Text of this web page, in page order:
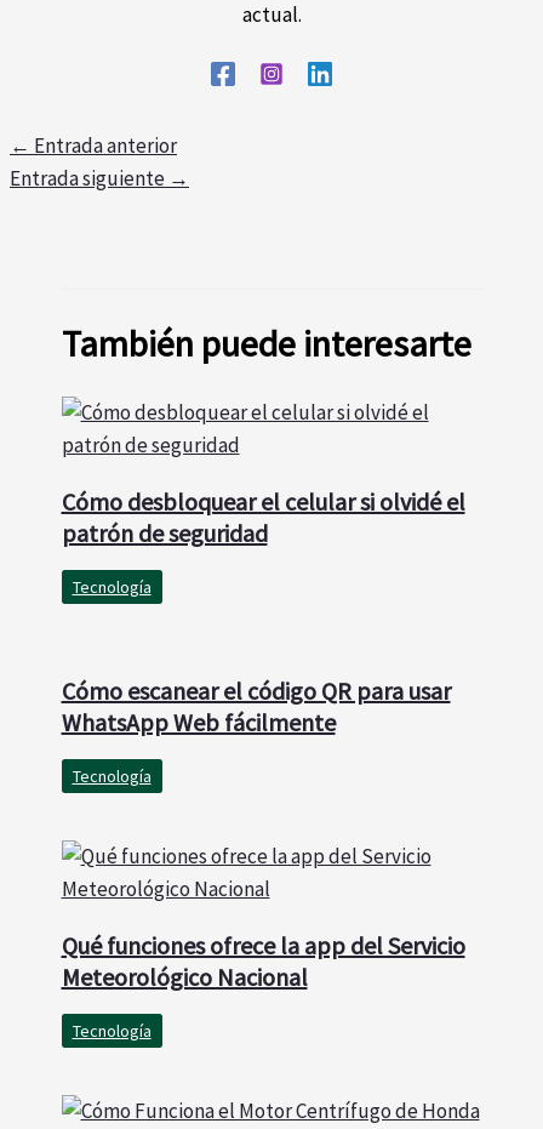
actual.
← Entrada anterior
Entrada siguiente →
También puede interesarte
Cómo desbloquear el celular si olvidé el
patrón de seguridad
Tecnología
Cómo escanear el código QR para usar
WhatsApp Web fácilmente
Tecnología
Qué funciones ofrece la app del Servicio
Meteorológico Nacional
Tecnología